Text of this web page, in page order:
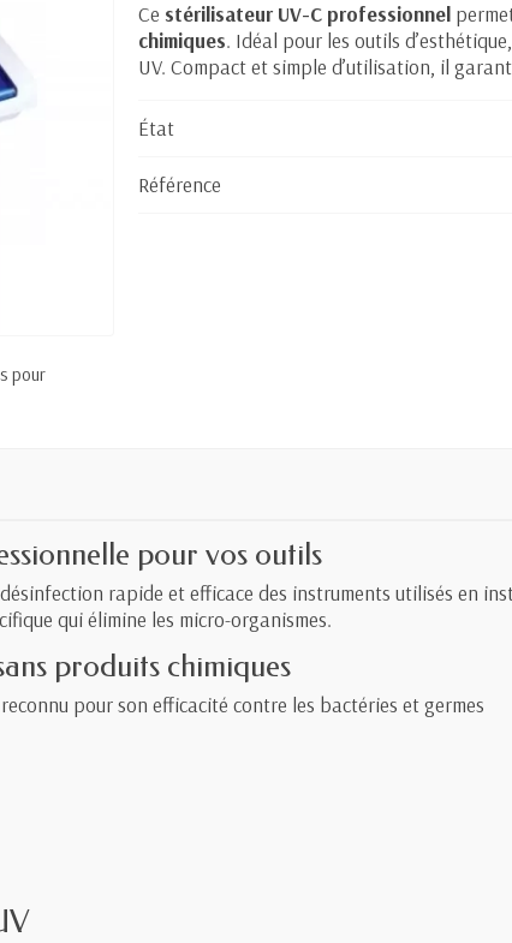
pour
Cestérilisateur UV-C professionnel
chimiques. Idéal pour les outils
UV. Compact et simple d’utilisation, il
État
Référence
pour vos outils
rapide et efficace des instruments utilisés en
qui élimine les micro-organismes.
produits chimiques
pour son efficacité contre les bactéries et germes